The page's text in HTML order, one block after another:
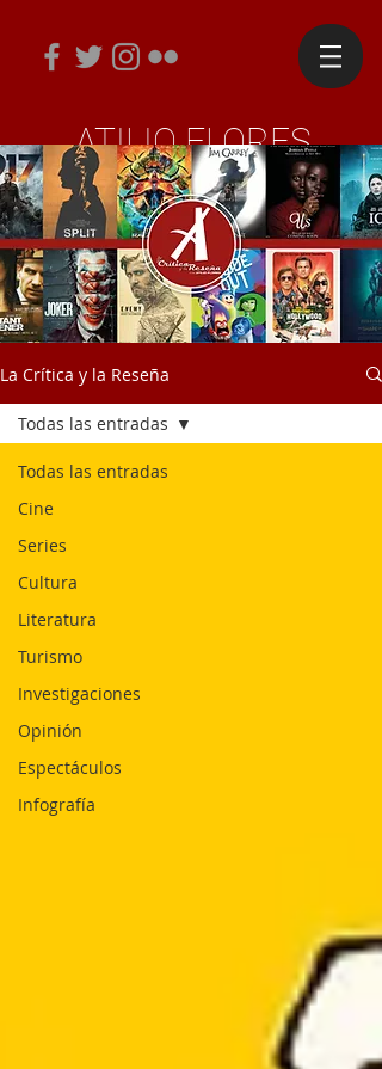
ATILIO FLORES
Periodista y Diseñador Editorial
La Crítica y la Reseña
Todas las entradas
Cine
Series
Cultura
Literatura
Turismo
Investigaciones
Opinión
Espectáculos
Infografía
Todas las entradas